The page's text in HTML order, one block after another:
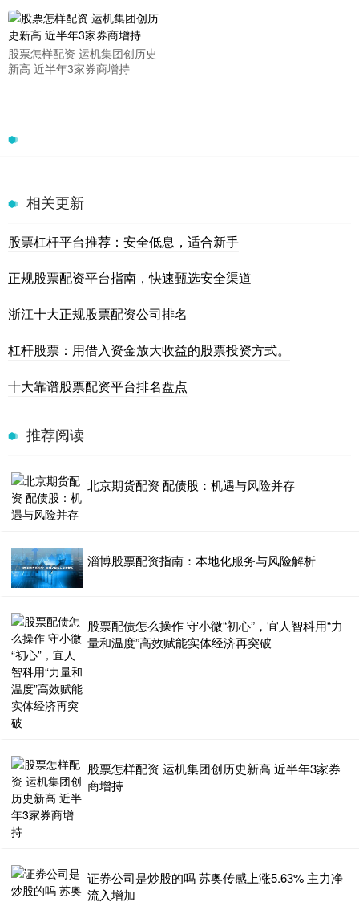
股票怎样配资 运机集团创历史
新高 近半年3家券商增持
相关更新
股票杠杆平台推荐：安全低息，适合新手
正规股票配资平台指南，快速甄选安全渠道
浙江十大正规股票配资公司排名
杠杆股票：用借入资金放大收益的股票投资方式。
十大靠谱股票配资平台排名盘点
推荐阅读
北京期货配资 配债股：机遇与风险并存
淄博股票配资指南：本地化服务与风险解析
股票配债怎么操作 守小微“初心”，宜人智科用“力
量和温度”高效赋能实体经济再突破
股票怎样配资 运机集团创历史新高 近半年3家券
商增持
证券公司是炒股的吗 苏奥传感上涨5.63% 主力净
流入增加